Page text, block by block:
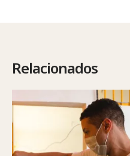
Relacionados